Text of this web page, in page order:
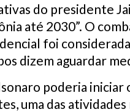
do presidente
até 2030”. O
foi
dizem aguardar
poderia iniciar
uma das